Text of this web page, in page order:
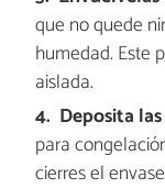
que no quede
humedad. Este
aislada.
Deposita
para
cierres el